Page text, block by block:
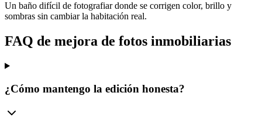
Un baño difícil de fotografiar donde se corrigen color, brillo y
sombras sin cambiar la habitación real.
FAQ de mejora de fotos inmobiliarias
¿Cómo mantengo la edición honesta?